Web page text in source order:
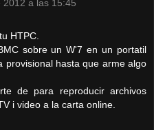
a las 15:45
HTPC.
sobre un W'7 en un portatil
provisional hasta que arme algo
de para reproducir archivos
i video a la carta online.